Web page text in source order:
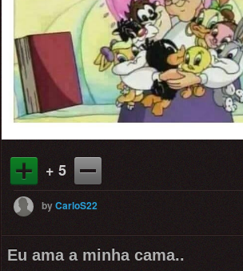
+ 5
byCarloS22
Eu ama a minha cama..